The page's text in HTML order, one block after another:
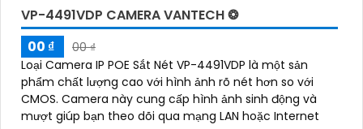
VP-4491VDP CAMERA VANTECH ❂
00 ₫
00 ₫
Loại Camera IP POE Sắt Nét VP-4491VDP là một sản
phẩm chất lượng cao với hình ảnh rõ nét hơn so với
CMOS. Camera này cung cấp hình ảnh sinh động và
mượt giúp bạn theo dõi qua mạng LAN hoặc Internet